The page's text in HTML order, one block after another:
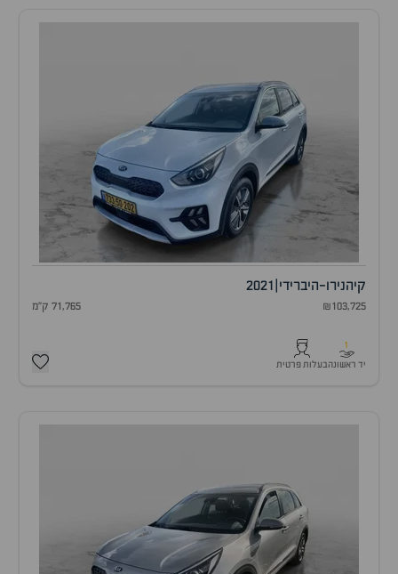
קיהנירו-היברידי 2021
₪103,725 71,765 ק"מ
1
יד ראשונהבעלות פרטית